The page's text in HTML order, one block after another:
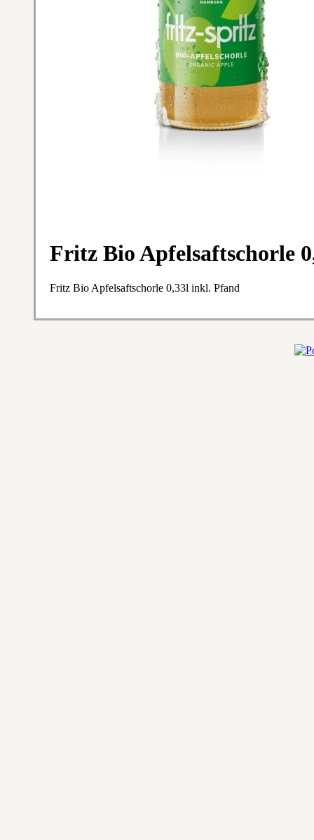
Fritz Bio Apfelsaftschorle
Fritz Bio Apfelsaftschorle 0,33l inkl. Pfand